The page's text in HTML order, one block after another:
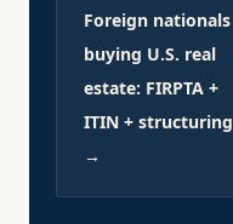
Foreign nationals
buying U.S. real
estate: FIRPTA +
ITIN + structuring
→